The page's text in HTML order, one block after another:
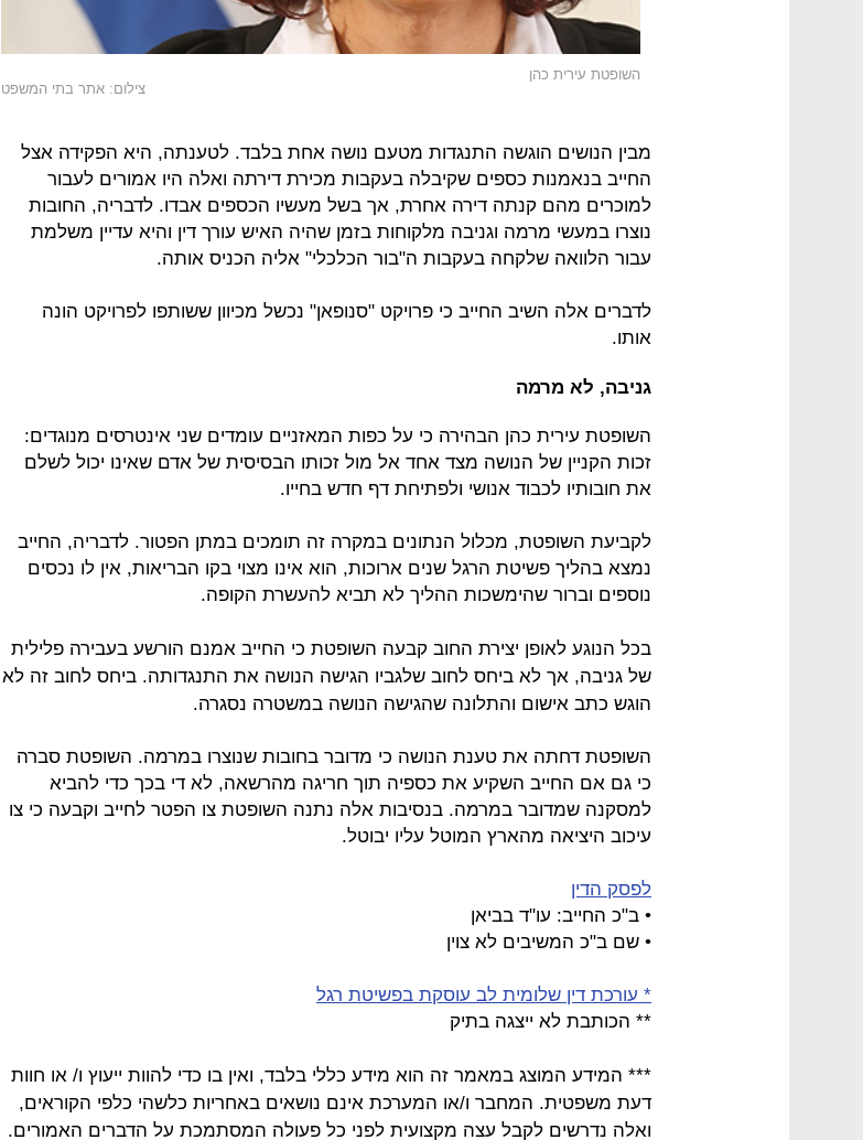
השופטת עירית כהן
צילום: אתר בתי המשפט
מבין הנושים הוגשה התנגדות מטעם נושה אחת בלבד. לטענתה, היא הפקידה אצל
החייב בנאמנות כספים שקיבלה בעקבות מכירת דירתה ואלה היו אמורים לעבור
למוכרים מהם קנתה דירה אחרת, אך בשל מעשיו הכספים אבדו. לדבריה, החובות
נוצרו במעשי מרמה וגניבה מלקוחות בזמן שהיה האיש עורך דין והיא עדיין משלמת
עבור הלוואה שלקחה בעקבות ה"בור הכלכלי" אליה הכניס אותה.
לדברים אלה השיב החייב כי פרויקט "סנופאן" נכשל מכיוון ששותפו לפרויקט הונה
אותו.
גניבה, לא מרמה
השופטת עירית כהן הבהירה כי על כפות המאזניים עומדים שני אינטרסים מנוגדים:
זכות הקניין של הנושה מצד אחד אל מול זכותו הבסיסית של אדם שאינו יכול לשלם
את חובותיו לכבוד אנושי ולפתיחת דף חדש בחייו.
לקביעת השופטת, מכלול הנתונים במקרה זה תומכים במתן הפטור. לדבריה, החייב
נמצא בהליך פשיטת הרגל שנים ארוכות, הוא אינו מצוי בקו הבריאות, אין לו נכסים
נוספים וברור שהימשכות ההליך לא תביא להעשרת הקופה.
בכל הנוגע לאופן יצירת החוב קבעה השופטת כי החייב אמנם הורשע בעבירה פלילית
של גניבה, אך לא ביחס לחוב שלגביו הגישה הנושה את התנגדותה. ביחס לחוב זה לא
הוגש כתב אישום והתלונה שהגישה הנושה במשטרה נסגרה.
השופטת דחתה את טענת הנושה כי מדובר בחובות שנוצרו במרמה. השופטת סברה
כי גם אם החייב השקיע את כספיה תוך חריגה מהרשאה, לא די בכך כדי להביא
למסקנה שמדובר במרמה. בנסיבות אלה נתנה השופטת צו הפטר לחייב וקבעה כי צו
עיכוב היציאה מהארץ המוטל עליו יבוטל.
לפסק הדין
• ב"כ החייב: עו"ד בביאן
• שם ב"כ המשיבים לא צוין
* עורכת דין שלומית לב עוסקת בפשיטת רגל
** הכותבת לא ייצגה בתיק
*** המידע המוצג במאמר זה הוא מידע כללי בלבד, ואין בו כדי להוות ייעוץ ו/ או חוות
דעת משפטית. המחבר ו/או המערכת אינם נושאים באחריות כלשהי כלפי הקוראים,
ואלה נדרשים לקבל עצה מקצועית לפני כל פעולה המסתמכת על הדברים האמורים.